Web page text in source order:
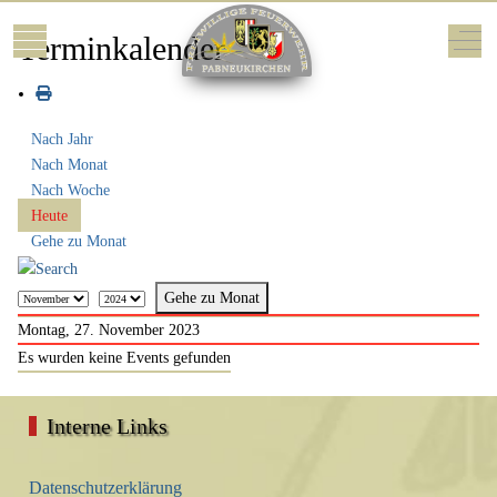
Mobile Menu Toggle Off-
Terminkalender
Nach Jahr
Nach Monat
Nach Woche
Heute
Gehe zu Monat
Gehe zu Monat
Montag, 27. November 2023
Es wurden keine Events gefunden
Interne Links
Datenschutzerklärung